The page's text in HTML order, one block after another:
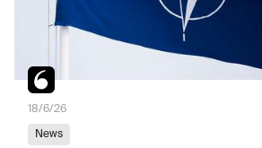
18/6/26
News